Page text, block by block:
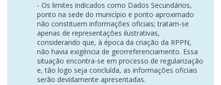
- Os limites indicados como Dados Secundários,
ponto na sede do município e ponto aproximado
não constituem informações oficiais; tratam-se
apenas de representações ilustrativas,
considerando que, à época da criação da RPPN,
não havia exigência de georreferenciamento. Essa
situação encontra-se em processo de regularização
e, tão logo seja concluída, as informações oficiais
serão devidamente apresentadas.